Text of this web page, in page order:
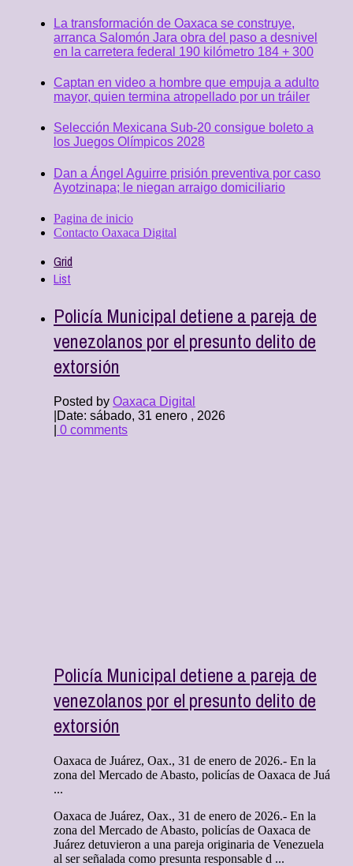
La transformación de Oaxaca se construye,
arranca Salomón Jara obra del paso a desnivel
en la carretera federal 190 kilómetro 184 + 300
Captan en video a hombre que empuja a adulto
mayor, quien termina atropellado por un tráiler
Selección Mexicana Sub-20 consigue boleto a
los Juegos Olímpicos 2028
Dan a Ángel Aguirre prisión preventiva por caso
Ayotzinapa; le niegan arraigo domiciliario
Pagina de inicio
Contacto Oaxaca Digital
Grid
List
Policía Municipal detiene a pareja de
venezolanos por el presunto delito de
extorsión
Posted by Oaxaca Digital
Date: sábado, 31 enero , 2026
0 comments
Policía Municipal detiene a pareja de
venezolanos por el presunto delito de
extorsión
Oaxaca de Juárez, Oax., 31 de enero de 2026.- En la
zona del Mercado de Abasto, policías de Oaxaca de Juá
...
Oaxaca de Juárez, Oax., 31 de enero de 2026.- En la
zona del Mercado de Abasto, policías de Oaxaca de
Juárez detuvieron a una pareja originaria de Venezuela
al ser señalada como presunta responsable d ...